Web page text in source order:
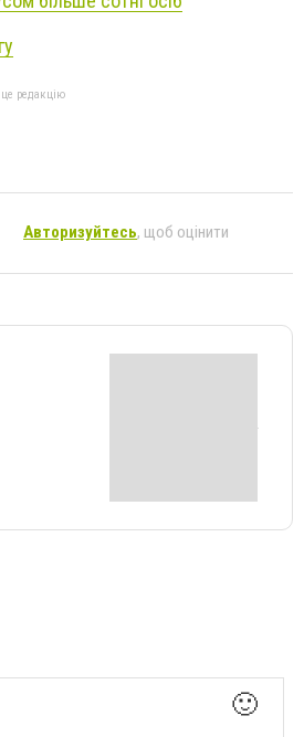
редакцію
Авторизуйтесь, щоб оцінити
🙂